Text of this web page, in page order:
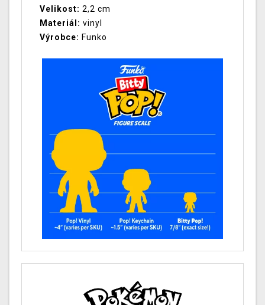
Velikost: 2,2 cm
Materiál: vinyl
Výrobce: Funko